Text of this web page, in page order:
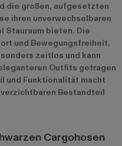
die großen, aufgesetzten
ihren unverwechselbaren
Stauraum bieten. Die
und Bewegungsfreiheit.
zeitlos und kann
Outfits getragen
und Funktionalität macht
Bestandteil
Cargohosen